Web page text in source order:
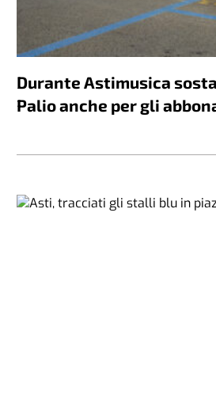
Durante Astimusica
Palio anche per gli